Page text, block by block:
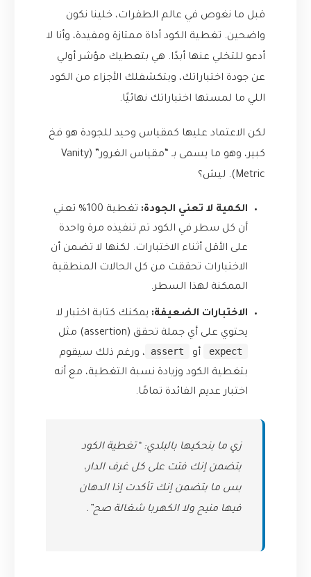
قبل ما نغوص في عالم الطفرات، خلينا نكون
واضحين. تغطية الكود أداة ممتازة ومفيدة، وأنا لا
أدعو للتخلي عنها أبدًا. هي بتعطيك مؤشر أولي
عن جودة اختباراتك، وبتكشفلك الأجزاء من الكود
اللي ما لمستها اختباراتك نهائيًا.
لكن الاعتماد عليها كمقياس وحيد للجودة هو فخ
كبير، وهو ما يسمى بـ “مقياس الغرور” (Vanity
Metric). ليش؟
الكمية لا تعني الجودة:
تغطية 100% تعني
أن كل سطر في الكود تم تنفيذه مرة واحدة
على الأقل أثناء الاختبارات. لكنها لا تضمن أن
الاختبارات تحققت من كل الحالات المنطقية
الممكنة لهذا السطر.
الاختبارات الضعيفة: يمكنك كتابة اختبار لا
يحتوي على أي جملة تحقق (assertion) مثل
expect
أو assert
، ورغم ذلك سيقوم
بتغطية الكود وزيادة نسبة التغطية، مع أنه
اختبار عديم الفائدة تمامًا.
زي ما بنحكيها بالبلدي: “تغطية الكود
بتضمن إنك فتت على كل غرف الدار،
بس ما بتضمن إنك تأكدت إذا الدهان
فيها منيح ولا الكهربا شغالة صح”.